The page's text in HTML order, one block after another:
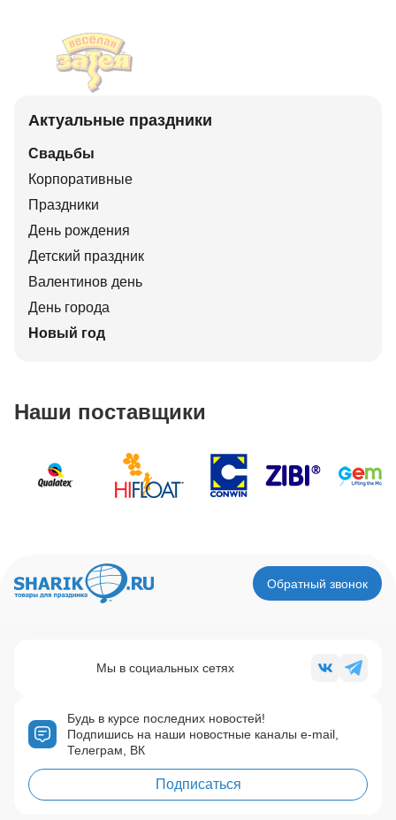
Актуальные праздники
Свадьбы
Корпоративные
Праздники
День рождения
Детский праздник
Валентинов день
День города
Новый год
Наши поставщики
Обратный звонок
Будь в курсе последних новостей!
Подпишись на наши новостные каналы e-mail,
Телеграм, ВК
Подписаться
Мы в социальных сетях